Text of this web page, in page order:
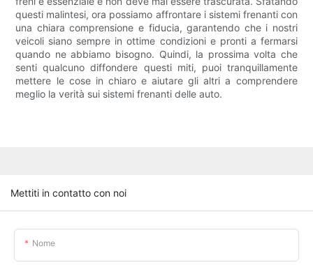
questi malintesi, ora possiamo affrontare i sistemi frenanti con
una chiara comprensione e fiducia, garantendo che i nostri
veicoli siano sempre in ottime condizioni e pronti a fermarsi
quando ne abbiamo bisogno. Quindi, la prossima volta che
senti qualcuno diffondere questi miti, puoi tranquillamente
mettere le cose in chiaro e aiutare gli altri a comprendere
meglio la verità sui sistemi frenanti delle auto.
Mettiti in contatto con noi
Nome